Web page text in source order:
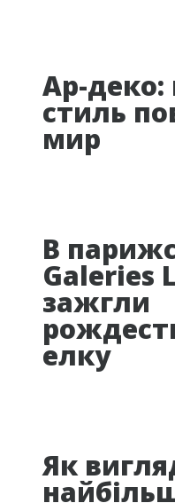
Ар-деко:
стиль
мир
В
Galeries
зажгли
елку
Як